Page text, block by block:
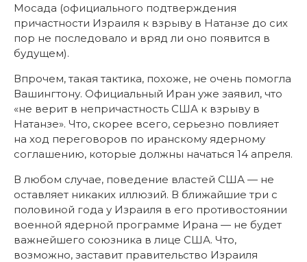
Мосада (официального подтверждения
причастности Израиля к взрыву в Натанзе до сих
пор не последовало и вряд ли оно появится в
будущем).
Впрочем, такая тактика, похоже, не очень помогла
Вашингтону. Официальный Иран уже заявил, что
«не верит в непричастность США к взрыву в
Натанзе». Что, скорее всего, серьезно повлияет
на ход переговоров по иранскому ядерному
соглашению, которые должны начаться 14 апреля.
В любом случае, поведение властей США — не
оставляет никаких иллюзий. В ближайшие три с
половиной года у Израиля в его противостоянии
военной ядерной программе Ирана — не будет
важнейшего союзника в лице США. Что,
возможно, заставит правительство Израиля